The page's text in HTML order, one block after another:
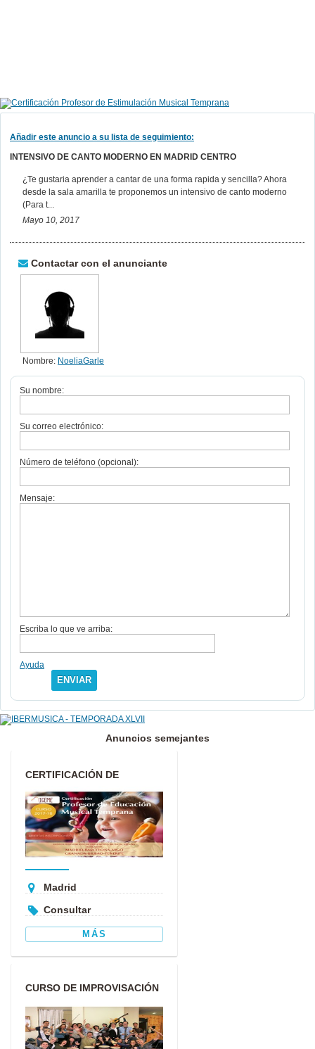
Añadir este anuncio a su lista de seguimiento:
INTENSIVO DE CANTO MODERNO EN MADRID CENTRO
¿Te gustaria aprender a cantar de una forma rapida y sencilla? Ahora
desde la sala amarilla te proponemos un intensivo de canto moderno
(Para t...
Mayo 10, 2017
Contactar con el anunciante
Nombre: NoeliaGarle
Su nombre:
Su correo electrónico:
Número de teléfono (opcional):
Mensaje:
Escriba lo que ve arriba:
Ayuda
ENVIAR
Anuncios semejantes
CERTIFICACIÓN DE
PROFESOR DE EDUCACIÓN
MUSICAL TEM...
Madrid
Consultar
MÁS
CURSO DE IMPROVISACIÓN
PARA INSTRUMENTISTAS EN
MAD...